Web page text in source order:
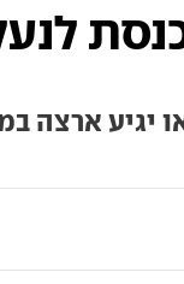
יגיע ארצה